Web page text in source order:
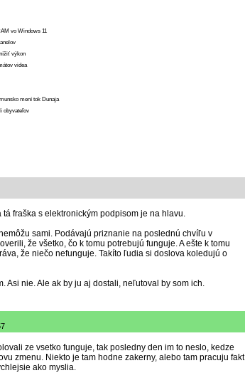
vo Windows 11
výkon
videa
mení tok Dunaja
obyvateľov
fraška s elektronickým podpisom je na hlavu.
sami. Podávajú priznanie na poslednú chvíľu v
že všetko, čo k tomu potrebujú funguje. A ešte k tomu
že niečo nefunguje. Takíto ľudia si doslova koledujú o
Asi nie. Ale ak by ju aj dostali, neľutoval by som ich.
ze vsetko funguje, tak posledny den im to neslo, kedze
zmenu. Niekto je tam hodne zakerny, alebo tam pracuju fakt
ako myslia.